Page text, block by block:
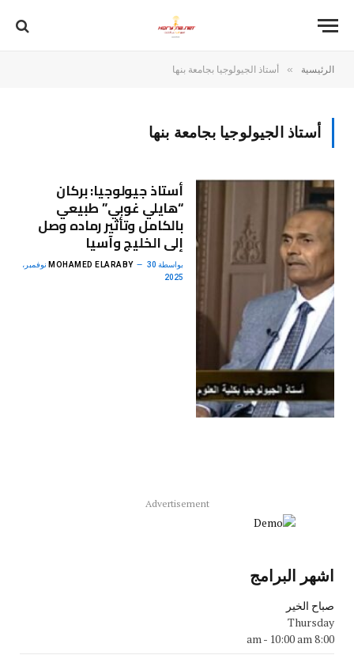
الرئيسية » أستاذ الجيولوجيا بجامعة بنها
أستاذ الجيولوجيا بجامعة بنها
أستاذ جيولوجيا: بركان
“هايلي غوبي” طبيعي
بالكامل وتأثير رماده وصل
إلى الخليج وآسيا
بواسطة MOHAMED ELARABY 30 نوفمبر،
2025
Advertisement
اشهر البرامج
صباح الخير
Thursday
8:00 am
- 10:00 am